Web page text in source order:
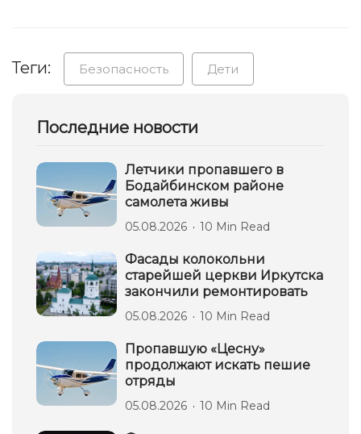
Теги: Безопасность Дети
Последние новости
Летчики пропавшего в
Бодайбинском районе
самолета живы
05.08.2026 10 Min Read
Фасады колокольни
старейшей церкви Иркутска
закончили ремонтировать
05.08.2026 10 Min Read
Пропавшую «Цесну»
продолжают искать пешие
отряды
05.08.2026 10 Min Read